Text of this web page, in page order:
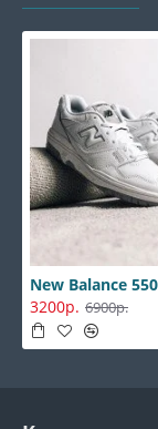
3200р. 6900р.